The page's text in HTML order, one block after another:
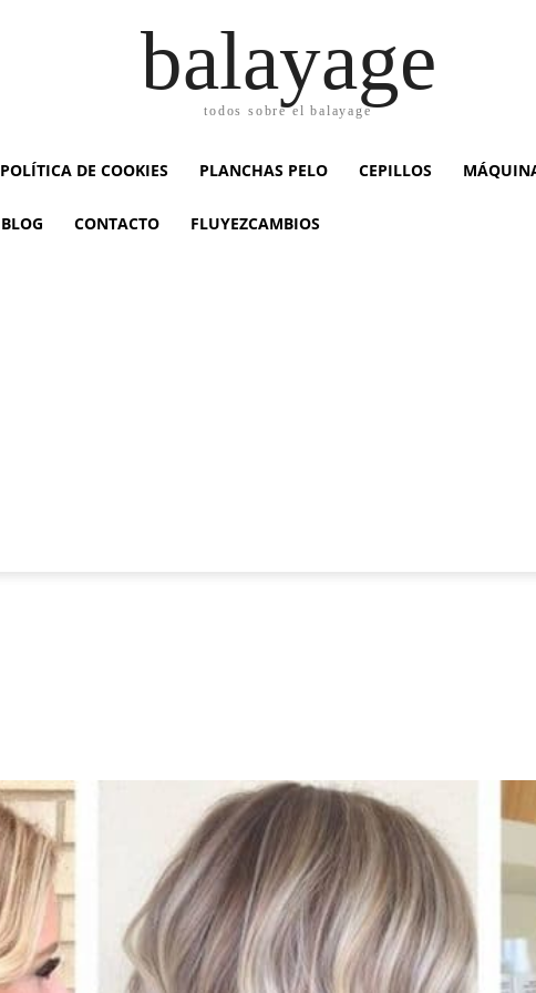
balayage
todos sobre el balayage
POLÍTICA DE COOKIES PLANCHAS PELO CEPILLOS
BLOG CONTACTO FLUYEZCAMBIOS